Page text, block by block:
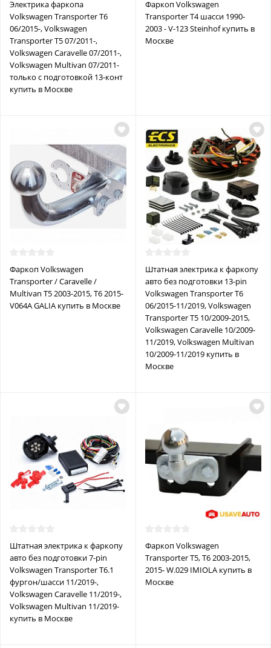
Электрика фаркопа
Volkswagen Transporter T6
06/2015-, Volkswagen
Transporter T5 07/2011-,
Volkswagen Caravelle 07/2011-,
Volkswagen Multivan 07/2011-
только с подготовкой 13-конт
купить в Москве
Фаркоп Volkswagen
Transporter T4 шасси 1990-
2003 - V-123 Steinhof купить в
Москве
Фаркоп Volkswagen
Transporter / Caravelle /
Multivan T5 2003-2015, T6 2015-
V064A GALIA купить в Москве
Штатная электрика к фаркопу
авто без подготовки 13-pin
Volkswagen Transporter T6
06/2015-11/2019, Volkswagen
Transporter T5 10/2009-2015,
Volkswagen Caravelle 10/2009-
11/2019, Volkswagen Multivan
10/2009-11/2019 купить в
Москве
Штатная электрика к фаркопу
авто без подготовки 7-pin
Volkswagen Transporter T6.1
фургон/шасси 11/2019-,
Volkswagen Caravelle 11/2019-,
Volkswagen Multivan 11/2019-
купить в Москве
Фаркоп Volkswagen
Transporter T5, T6 2003-2015,
2015- W.029 IMIOLA купить в
Москве